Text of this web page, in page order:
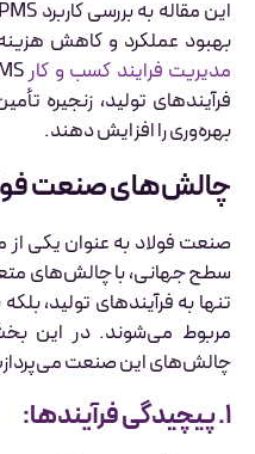
بهبود عملکرد و کاهش
مدیریت فرایند کسب و کار
فرآیندهای تولید، زنجیره
بهره‌وری را افزایش دهند.
چالش‌های صنعت
صنعت فولاد به عنوان یکی
سطح جهانی، با چالش‌های
تنها به فرآیندهای تولید،
مربوط می‌شوند. در این
چالش‌های این صنعت
۱. پیچیدگی فرآیندها: